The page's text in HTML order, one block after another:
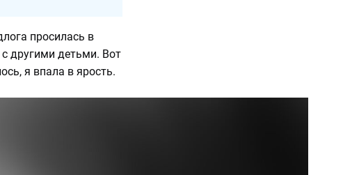
просилась в
другими детьми. Вот
я впала в ярость.